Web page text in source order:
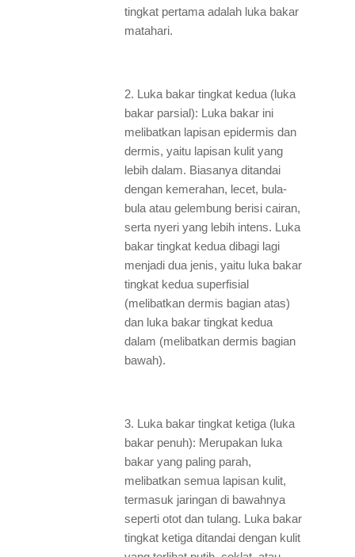
tingkat pertama adalah luka bakar
matahari.
2. Luka bakar tingkat kedua (luka
bakar parsial): Luka bakar ini
melibatkan lapisan epidermis dan
dermis, yaitu lapisan kulit yang
lebih dalam. Biasanya ditandai
dengan kemerahan, lecet, bula-
bula atau gelembung berisi cairan,
serta nyeri yang lebih intens. Luka
bakar tingkat kedua dibagi lagi
menjadi dua jenis, yaitu luka bakar
tingkat kedua superfisial
(melibatkan dermis bagian atas)
dan luka bakar tingkat kedua
dalam (melibatkan dermis bagian
bawah).
3. Luka bakar tingkat ketiga (luka
bakar penuh): Merupakan luka
bakar yang paling parah,
melibatkan semua lapisan kulit,
termasuk jaringan di bawahnya
seperti otot dan tulang. Luka bakar
tingkat ketiga ditandai dengan kulit